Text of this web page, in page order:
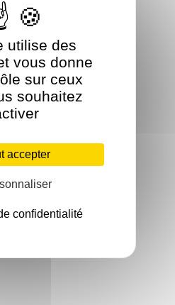
utilise des
vous donne
sur ceux
souhaitez
accepter
confidentialité